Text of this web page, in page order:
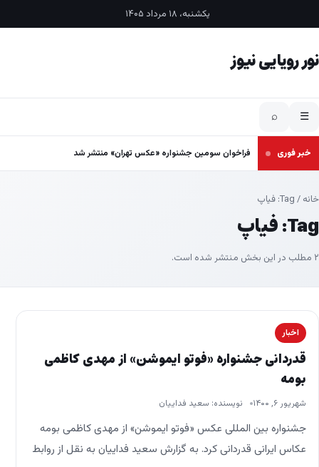
یکشنبه، ۱۸ مرداد ۱۴۰۵
نور رویایی نیوز
☰
⌕
خبر فوری فراخوان سومین جشنواره «عکس تهران» منتشر شد
خانه / Tag: فیاپ
Tag: فیاپ
۲ مطلب در این بخش منتشر شده است.
اخبار
قدردانی جشنواره «فوتو ایموشن» از مهدی کاظمی
بومه
شهریور ۶, ۱۴۰۰ نویسنده: سعید فداییان
جشنواره بین المللی عکس «فوتو ایموشن» از مهدی کاظمی بومه
عکاس ایرانی قدردانی کرد. به گزارش سعید فداییان به نقل از روابط